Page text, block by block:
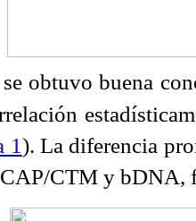
obtuvo buena
1). La diferencia
CTM y bDNA,